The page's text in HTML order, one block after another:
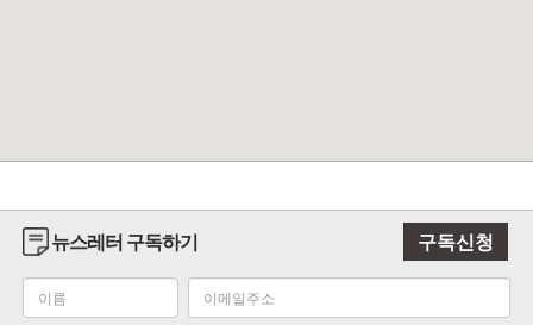
뉴스레터 구독하기 구독신청